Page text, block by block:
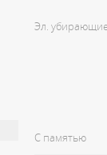
Эл.
С памятью